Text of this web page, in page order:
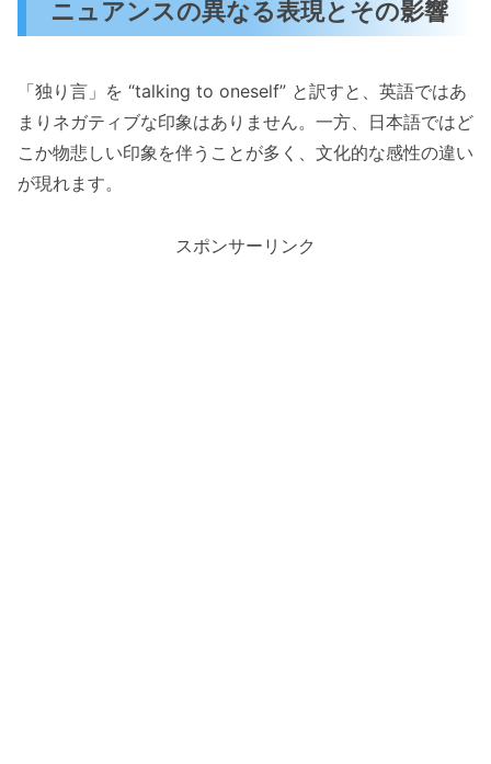
ニュアンスの異なる表現とその影響
「独り言」を “talking to oneself” と訳すと、英語ではあ
まりネガティブな印象はありません。一方、日本語ではど
こか物悲しい印象を伴うことが多く、文化的な感性の違い
が現れます。
スポンサーリンク